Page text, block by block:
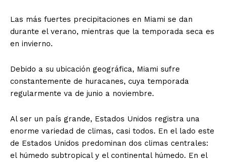
Las más fuertes precipitaciones en Miami se dan
durante el verano, mientras que la temporada seca es
en invierno.
Debido a su ubicación geográfica, Miami sufre
constantemente de huracanes, cuya temporada
regularmente va de junio a noviembre.
Al ser un país grande, Estados Unidos registra una
enorme variedad de climas, casi todos. En el lado este
de Estados Unidos predominan dos climas centrales:
el húmedo subtropical y el continental húmedo. En el